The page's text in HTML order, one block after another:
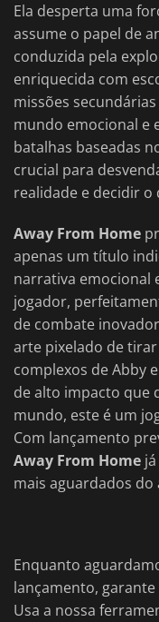
Ela desperta uma
assume o papel de
conduzida pela
enriquecida com
missões
mundo emocional e
batalhas baseadas
crucial para
realidade e decidir
Away From Home
apenas um título
narrativa emocional
jogador,
de combate
arte pixelado de
complexos de Abby
de alto impacto que
mundo, este é um
Com lançamento
Away From Home
mais aguardados do
Enquanto
lançamento,
Usa a nossa